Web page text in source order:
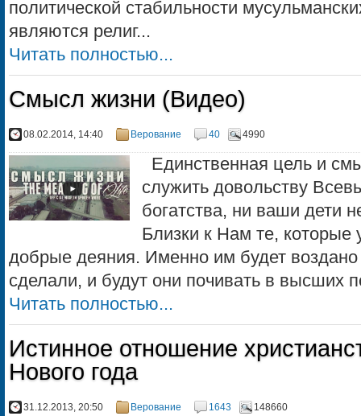
политической стабильности
являются религ...
Читать полностью...
Смысл жизни (Видео)
08.02.2014, 14:40 Верование 40 4990
Единственная цель и
служить довольству
богатства, ни ваши дети
Близки к Нам те,
добрые деяния. Именно им будет воздано
сделали, и будут они почивать в высших
Читать полностью...
Истинное отношение
Нового года
31.12.2013, 20:50 Верование 1643 148660